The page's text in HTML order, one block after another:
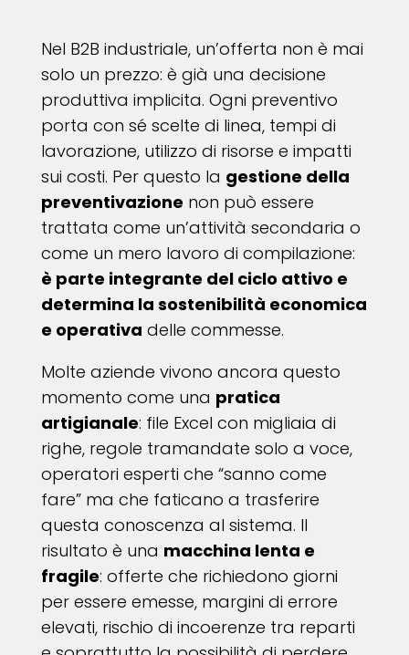
Nel B2B industriale, un’offerta non è mai
solo un prezzo: è già una decisione
produttiva implicita. Ogni preventivo
porta con sé scelte di linea, tempi di
lavorazione, utilizzo di risorse e impatti
sui costi. Per questo la gestione della
preventivazione non può essere
trattata come un’attività secondaria o
come un mero lavoro di compilazione:
è parte integrante del ciclo attivo e
determina la sostenibilità economica
e operativa delle commesse.
Molte aziende vivono ancora questo
momento come una pratica
artigianale: file Excel con migliaia di
righe, regole tramandate solo a voce,
operatori esperti che “sanno come
fare” ma che faticano a trasferire
questa conoscenza al sistema. Il
risultato è una macchina lenta e
fragile: offerte che richiedono giorni
per essere emesse, margini di errore
elevati, rischio di incoerenze tra reparti